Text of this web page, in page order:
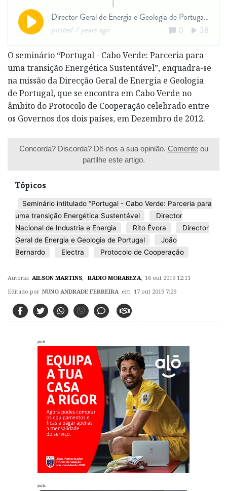
O seminário “Portugal - Cabo Verde: Parceria para
uma transição Energética Sustentável”, enquadra-se
na missão da Direcção Geral de Energia e Geologia
de Portugal, que se encontra em Cabo Verde no
âmbito do Protocolo de Cooperação celebrado entre
os Governos dos dois países, em Dezembro de 2012.
Concorda? Discorda? Dê-nos a sua opinião. Comenteou
partilhe este artigo.
Tópicos
Seminário intitulado “Portugal - Cabo Verde: Parceria para
uma transição Energética Sustentável
Director
Nacional de Industria e Energia
Rito Évora
Director
Geral de Energia e Geologia de Portugal
João
Bernardo
Electra Protocolo de Cooperação
Autoria: AILSON MARTINS RÁDIO MORABEZA 16 out 2019 12:11
Editado por NUNO ANDRADE FERREIRA em 17 out 2019 7:29
pub
pub.